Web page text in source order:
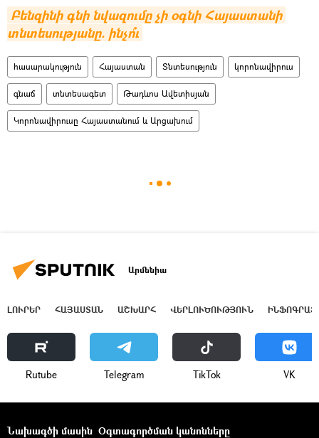
Բենզինի գնի նվազումը չի օգնի Հայաստանի
տնտեսությանը. ինչո՞ւ
հասարակություն Հայաստան Տնտեսություն կորոնավիրուս
գնաճ տնտեսագետ Թադևոս Ավետիսյան
Կորոնավիրուսը Հայաստանում և Արցախում
Արմենիա
ԼՈՒՐԵՐ ՀԱՅԱՍՏԱՆ ԱՇԽԱՐՀ ՎԵՐԼՈՒԾՈՒԹՅՈՒՆ
Rutube Telegram ТikТоk VK
Նախագծի մասին Օգտագործման կանոնները